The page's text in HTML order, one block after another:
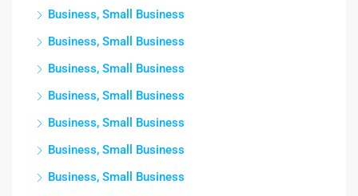
Business, Small Business
Business, Small Business
Business, Small Business
Business, Small Business
Business, Small Business
Business, Small Business
Business, Small Business